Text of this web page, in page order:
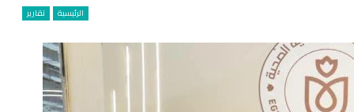
الرئيسية تقارير